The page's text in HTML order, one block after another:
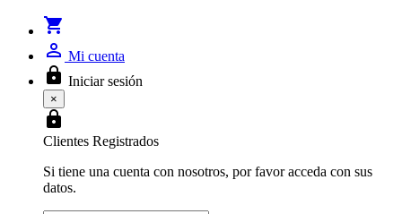
shopping_cart
person_outline Mi cuenta
lock Iniciar sesión
×
lock
Clientes Registrados
Si tiene una cuenta con nosotros, por favor acceda con sus
datos.